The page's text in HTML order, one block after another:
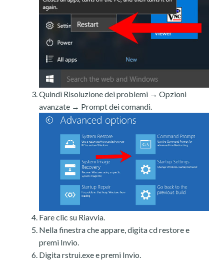
Quindi Risoluzione dei problemi → Opzioni
avanzate → Prompt dei comandi.
Fare clic su Riavvia.
Nella finestra che appare, digita cd restore e
premi Invio.
Digita rstrui.exe e premi Invio.